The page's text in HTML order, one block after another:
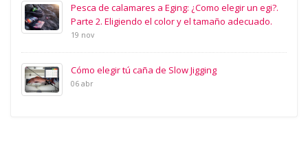
Pesca de calamares a Eging: ¿Como elegir un egi?.
Parte 2. Eligiendo el color y el tamaño adecuado.
19 nov
Cómo elegir tú caña de Slow Jigging
06 abr